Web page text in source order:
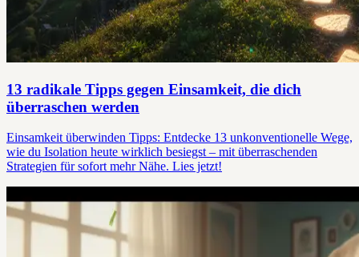
13 radikale Tipps gegen Einsamkeit, die dich
überraschen werden
Einsamkeit überwinden Tipps: Entdecke 13 unkonventionelle Wege,
wie du Isolation heute wirklich besiegst – mit überraschenden
Strategien für sofort mehr Nähe. Lies jetzt!